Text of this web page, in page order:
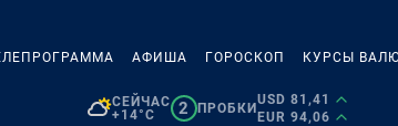
АФИША ГОРОСКОП КУРСЫ
СЕЙЧАС
+14°C
2 ПРОБКИ
USD 81,41
EUR 94,06